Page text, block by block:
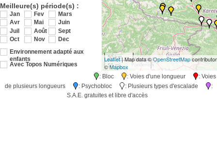
Meilleure(s) période(s) :
Jan Fev
Mars
Avr
Mai
Juin
Juil
Août
Sept
Oct
Nov
Dec
Environnement adapté aux
enfants
Avec Topos Numériques
50 km
50 mi
Leaflet| Map data ©OpenStreetMap
©Mapbox
: Bloc : Voies d'une longueur
: Voies
de plusieurs longueurs
: Psychobloc : Plusieurs types d'escalade
:
S.A.E. gratuites et libre d'accès